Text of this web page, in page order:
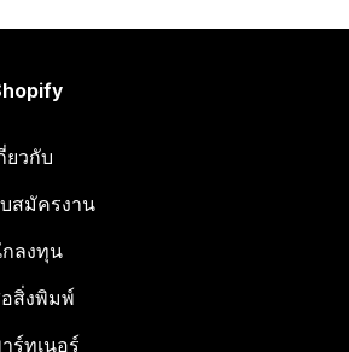
ยวกับ
สมัครงาน
ลงทุน
สิ่งพิมพ์
ร์ทเนอร์